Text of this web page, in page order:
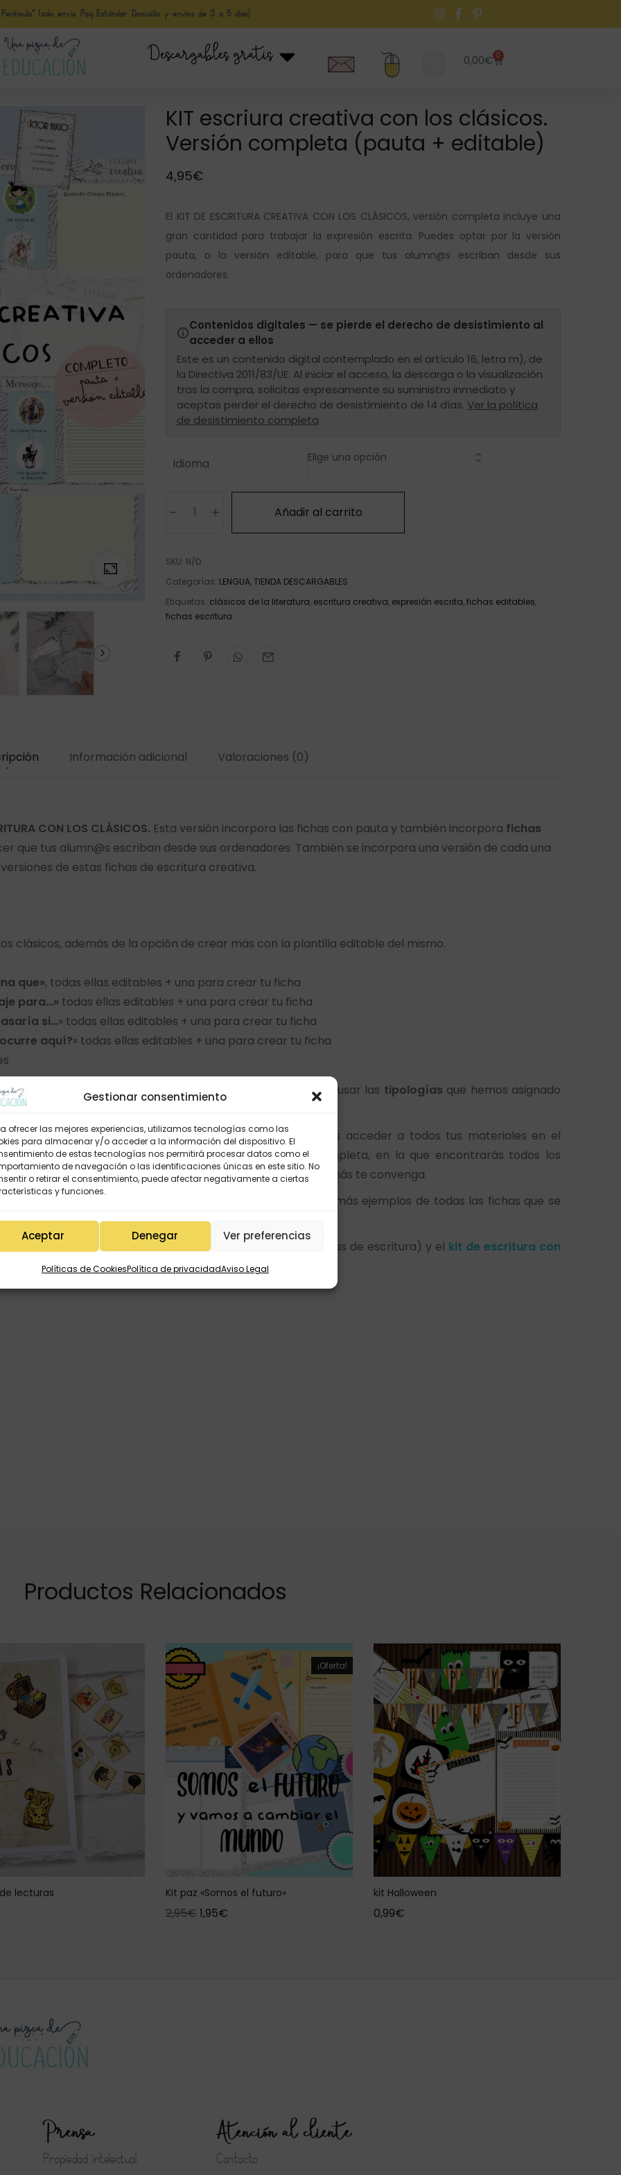
Gestionar consentimiento
ofrecer las mejores experiencias, utilizamos tecnologías como las
para almacenar y/o acceder a la información del dispositivo. El
de estas tecnologías nos permitirá procesar datos como el
de navegación o las identificaciones únicas en este sitio. No
o retirar el consentimiento, puede afectar negativamente a ciertas
y funciones.
Aceptar Denegar Ver preferencias
Políticas de CookiesPolítica de privacidadAviso Legal
(solo envio Paq Estándar Domicilio y envíos de 3 a 5 días)
Descargables gratis 0,00€ 0
KIT escriura creativa con los clásicos.
Versión completa (pauta + editable)
4,95€
El KIT DE ESCRITURA CREATIVA CON LOS CLÁSICOS, versión completa incluye una
gran cantidad para trabajar la expresión escrita. Puedes optar por la versión
pauta, o la versión editable, para que tus alumn@s escriban desde sus
ordenadores.
Contenidos digitales — se pierde el derecho de desistimiento al
acceder a ellos
Este es un contenido digital contemplado en el artículo 16, letra m), de
la Directiva 2011/83/UE. Al iniciar el acceso, la descarga o la visualización
tras la compra, solicitas expresamente su suministro inmediato y
aceptas perder el derecho de desistimiento de 14 días. Ver la política
de desistimiento completa
Idioma
Añadir al carrito
SKU: N/D
Categorías: LENGUA,TIENDA DESCARGABLES
Etiquetas: clásicos de la literatura, escritura creativa, expresión escrita,fichas editables,
fichas escritura
Información adicional Valoraciones (0)
CON LOS CLÁSICOS. Esta versión incorpora las fichas con pauta y también incorpora fichas
que tus alumn@s escriban desde sus ordenadores. También se incorpora una versión de cada una
de estas fichas de escritura creativa.
clásicos, además de la opción de crear más con la plantilla editable del mismo.
que», todas ellas editables + una para crear tu ficha
para…» todas ellas editables + una para crear tu ficha
si…» todas ellas editables + una para crear tu ficha
aquí?» todas ellas editables + una para crear tu ficha
que tengas el visor de PDF
ACROBAT . Además si quieres usar las tipologías que hemos asignado
enlazada:
verás elenlace de descarga. También puedes acceder a todos tus materiales en el
con tus datos de registro. Obtendrás una versión completa, en la que encontrarás todos los
de todo el material desglosado para que lo uses como más te convenga.
sobre la aplicación de dicho material, allí podrás ver más ejemplos de todas las fichas que se
el
kit de escritura con los clásicos (con diferentes pautas de escritura) y el kit de escritura con
Productos Relacionados
lecturas
¡Oferta!
Kit paz «Somos el futuro»
2,95€1,95€
kit Halloween
0,99€
Prensa
Propiedad intelectual
Atención al cliente
Contacto